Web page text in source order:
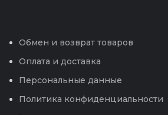
Обмен и возврат товаров
Оплата и доставка
Персональные данные
Политика конфиденциальности